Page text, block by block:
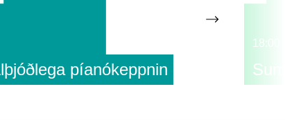
píanókeppnin
18:00